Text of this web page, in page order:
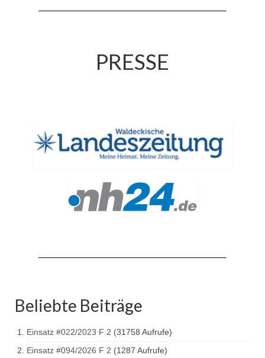
PRESSE
Beliebte Beiträge
Einsatz #022/2023 F 2 (31758 Aufrufe)
Einsatz #094/2026 F 2 (1287 Aufrufe)